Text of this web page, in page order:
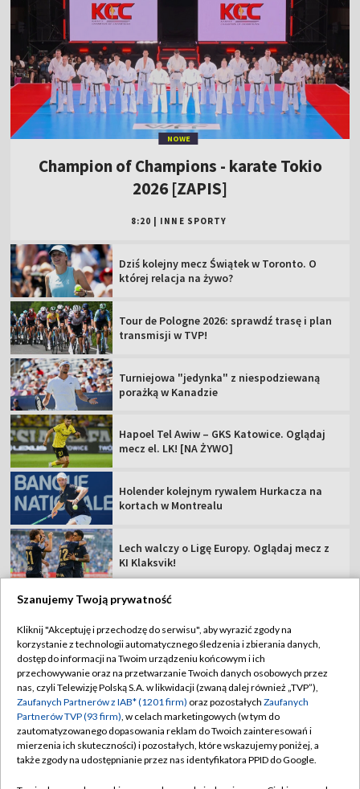
NOWE
Champion of Champions - karate Tokio
2026 [ZAPIS]
8:20 INNE SPORTY
Dziś kolejny mecz Świątek w Toronto. O
której relacja na żywo?
Tour de Pologne 2026: sprawdź trasę i plan
transmisji w TVP!
Turniejowa "jedynka" z niespodziewaną
porażką w Kanadzie
Hapoel Tel Awiw – GKS Katowice. Oglądaj
mecz el. LK! [NA ŻYWO]
Holender kolejnym rywalem Hurkacza na
kortach w Montrealu
Lech walczy o Ligę Europy. Oglądaj mecz z
KI Klaksvik!
TVP
Abonament TVP
Sklep TVP
Biuro Reklamy
Oferta Handlowa
Regulamin TVP
Polityka prywatności
Moje zgody
Biuro reklamy
Szanujemy Twoją prywatność
Kliknij "Akceptuję i przechodzę do serwisu", aby wyrazić zgody na
korzystanie z technologii automatycznego śledzenia i zbierania danych,
dostęp do informacji na Twoim urządzeniu końcowym i ich
przechowywanie oraz na przetwarzanie Twoich danych osobowych przez
nas, czyli Telewizję Polską S.A. w likwidacji (zwaną dalej również „TVP”),
Zaufanych Partnerów z IAB* (1201 firm) oraz pozostałych Zaufanych
Partnerów TVP (93 firm), w celach marketingowych (w tym do
zautomatyzowanego dopasowania reklam do Twoich zainteresowań i
mierzenia ich skuteczności) i pozostałych, które wskazujemy poniżej, a
także zgody na udostępnianie przez nas identyfikatora PPID do Google.